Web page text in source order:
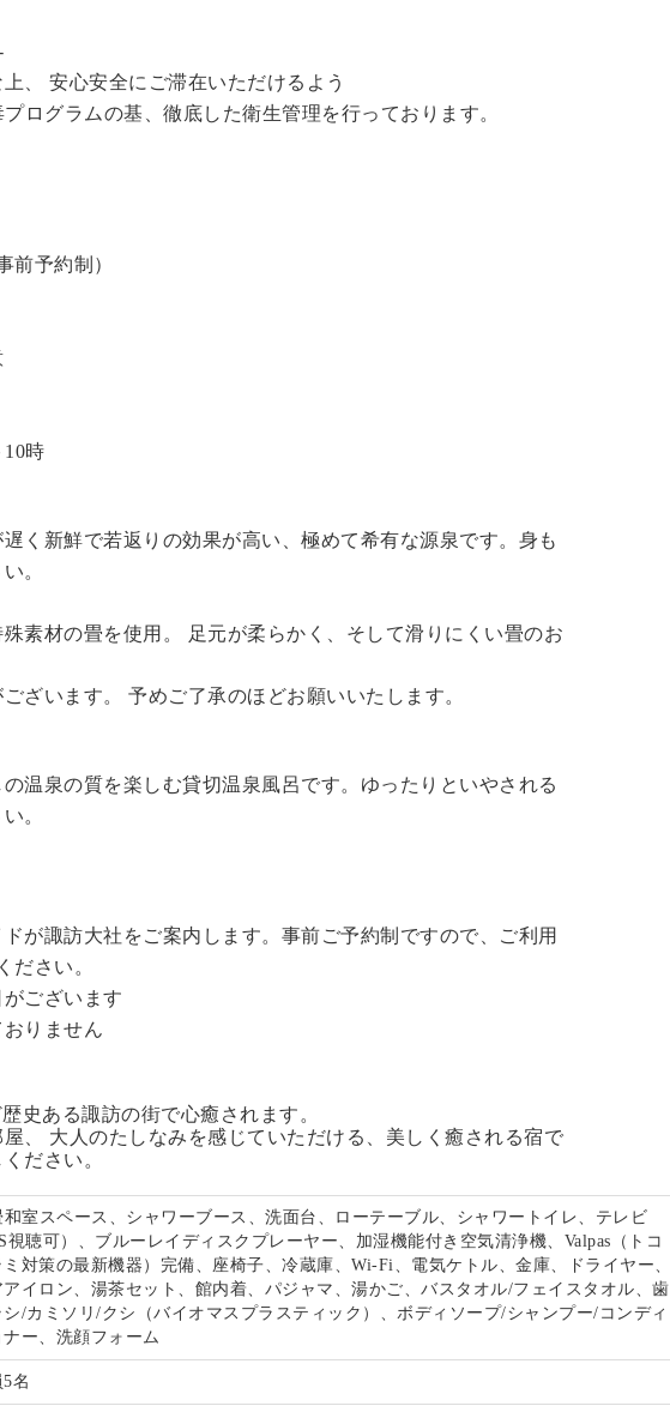
、 安心安全にご滞在いただけるよう
ログラムの基、徹底した衛生管理を行っております。
前予約制）
10時
く新鮮で若返りの効果が高い、極めて希有な源泉です。身も
。
素材の畳を使用。 足元が柔らかく、そして滑りにくい畳のお
ざいます。 予めご了承のほどお願いいたします。
温泉の質を楽しむ貸切温泉風呂です。ゆったりといやされる
。
が諏訪大社をご案内します。 事前ご予約制ですので、ご利用
ださい。
ございます
りません
史ある諏訪の街で心癒されます。
、 大人のたしなみを感じていただける、美しく癒される宿で
ださい。
和室スペース、シャワーブース、洗面台、ローテーブル、シャワートイレ、テレビ
視聴可）、ブルーレイディスクプレーヤー、加湿機能付き空気清浄機、Valpas（トコ
ミ対策の最新機器）完備、座椅子、冷蔵庫、Wi-Fi、電気ケトル、金庫、ドライヤー、
アイロン、湯茶セット、館内着、パジャマ、湯かご、バスタオル/フェイスタオル、歯
シ/カミソリ/クシ（バイオマスプラスティック）、ボディソープ/シャンプー/コンディ
ナー、洗顔フォーム
名